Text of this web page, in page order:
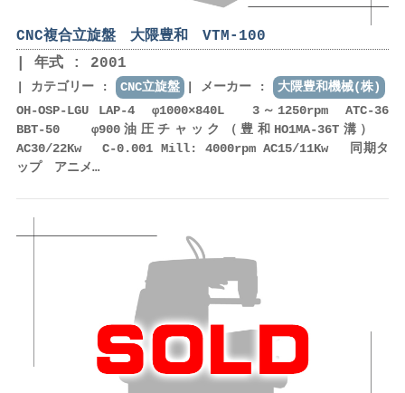
CNC複合立旋盤 大隈豊和 VTM-100
年式 : 2001
カテゴリー : CNC立旋盤 メーカー :
大隈豊和機械(株)
OH-OSP-LGU LAP-4 φ1000×840L 3～1250rpm ATC-36
BBT-50 φ900油圧チャック（豊和HO1MA-36T溝）
AC30/22Kw C-0.001 Mill: 4000rpm AC15/11Kw 同期タ
ップ アニメ…